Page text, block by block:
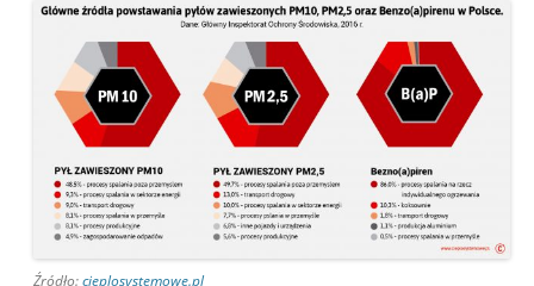
Źródło:cieplosystemowe.pl